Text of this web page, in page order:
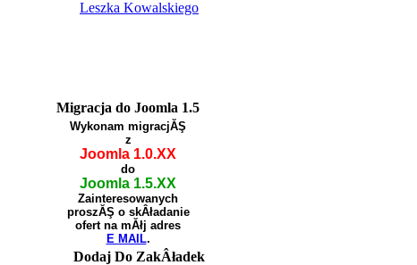
Migracja do Joomla 1.5
Wykonam migracjĂŞ
z
Joomla 1.0.XX
do
Joomla 1.5.XX
Zainteresowanych
proszĂŞ o skÂładanie
ofert na mĂłj adres
E MAIL.
Dodaj Do ZakÂładek